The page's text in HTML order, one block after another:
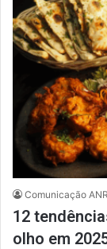
Comunicação ANR
12
olho em